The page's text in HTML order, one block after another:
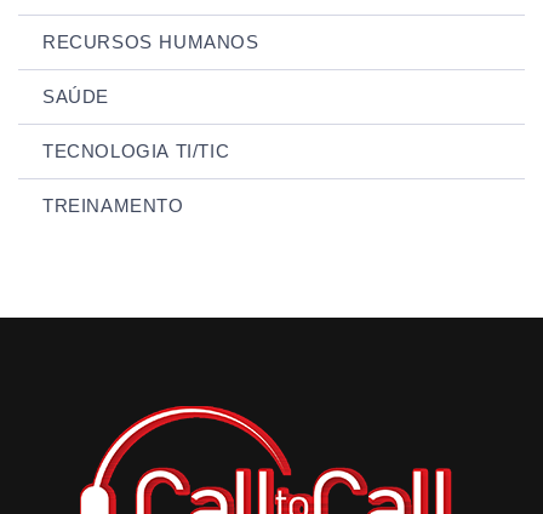
RECURSOS HUMANOS
SAÚDE
TECNOLOGIA TI/TIC
TREINAMENTO